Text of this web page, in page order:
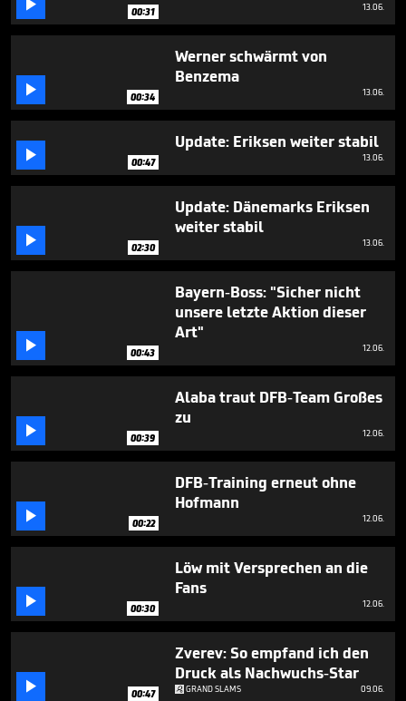
seconds
 00:31 13.06.
 00:34
Werner schwärmt von
Benzema
13.06.
 00:47
Update: Eriksen weiter stabil
13.06.
 02:30
Update: Dänemarks Eriksen
weiter stabil
13.06.
 00:43
Bayern-Boss: "Sicher nicht
unsere letzte Aktion dieser
Art"
12.06.
 00:39
Alaba traut DFB-Team Großes
zu
12.06.
 00:22
DFB-Training erneut ohne
Hofmann
12.06.
 00:30
Löw mit Versprechen an die
Fans
12.06.
 00:47
Zverev: So empfand ich den
Druck als Nachwuchs-Star
GRAND SLAMS 09.06.